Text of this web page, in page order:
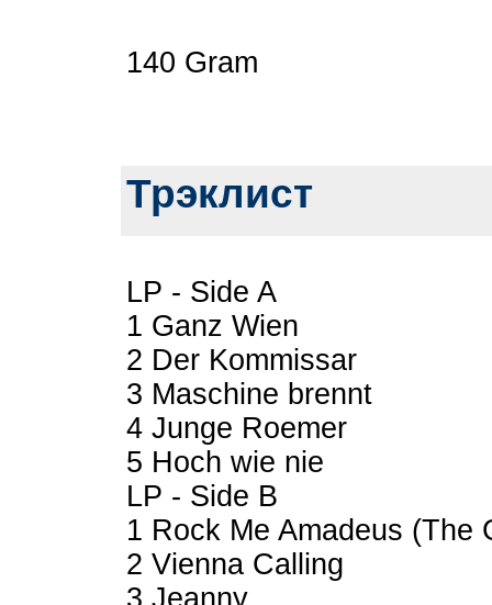
140 Gram
Трэклист
LP - Side A
1 Ganz Wien
2 Der Kommissar
3 Maschine brennt
4 Junge Roemer
5 Hoch wie nie
LP - Side B
1 Rock Me Amadeus
2 Vienna Calling
3 Jeanny